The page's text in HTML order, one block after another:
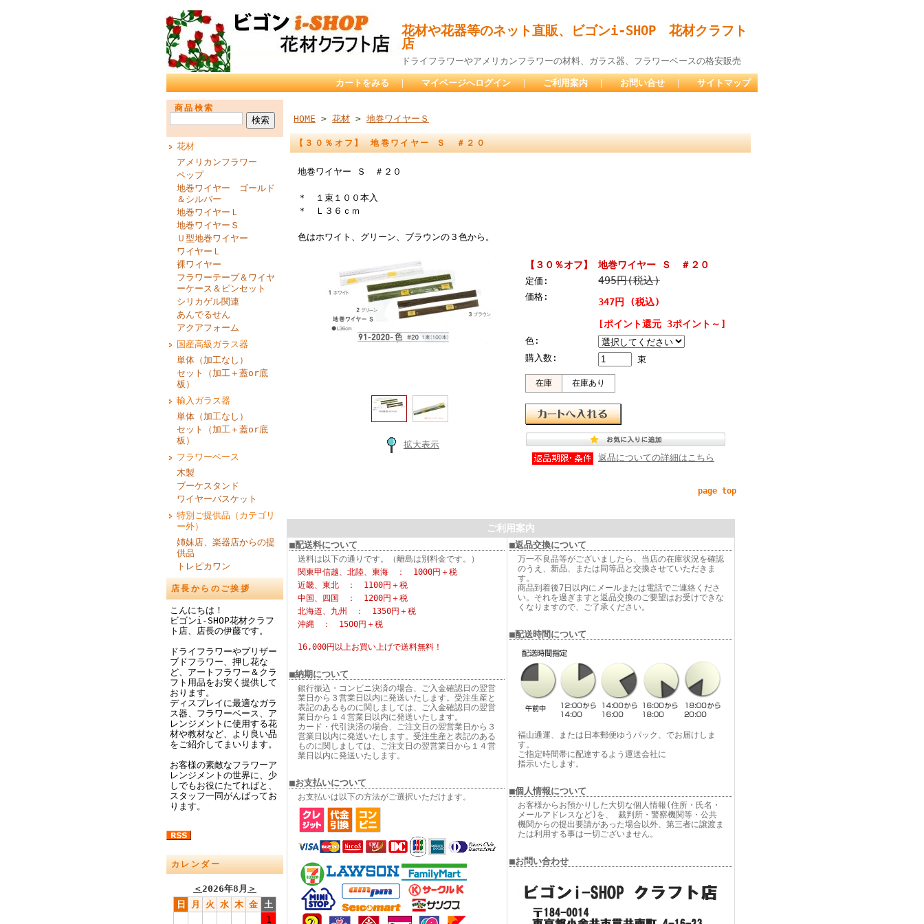
花材や花器等のネット直販、ビゴンi-SHOP 花材クラフト
店
ドライフラワーやアメリカンフラワーの材料、ガラス器、フラワーベースの格安販売
カートをみる ｜ マイページへログイン ｜ ご利用案内 ｜ お問い合せ ｜ サイトマップ
商品検索
花材
アメリカンフラワー
ペップ
地巻ワイヤー ゴールド
＆シルバー
地巻ワイヤーＬ
地巻ワイヤーＳ
Ｕ型地巻ワイヤー
ワイヤーＬ
裸ワイヤー
フラワーテープ＆ワイヤ
ーケース＆ピンセット
シリカゲル関連
あんでるせん
アクアフォーム
国産高級ガラス器
単体（加工なし）
セット（加工＋蓋or底
板）
輸入ガラス器
単体（加工なし）
セット（加工＋蓋or底
板）
フラワーベース
木製
ブーケスタンド
ワイヤーバスケット
特別ご提供品（カテゴリ
ー外）
姉妹店、楽器店からの提
供品
トレピカワン
店長からのご挨拶
こんにちは！
ビゴンi-SHOP花材クラフ
ト店、店長の伊藤です。
ドライフラワーやプリザー
ブドフラワー、押し花な
ど、アートフラワー＆クラ
フト用品をお安く提供して
おります。
ディスプレイに最適なガラ
ス器、フラワーベース、ア
レンジメントに使用する花
材や教材など、より良い品
をご紹介してまいります。
お客様の素敵なフラワーア
レンジメントの世界に、少
しでもお役にたてればと、
スタッフ一同がんばってお
ります。
カレンダー
＜2026年8月 ＞
日
月 火 水 木 金 土
1
HOME > 花材 > 地巻ワイヤーＳ
【３０％オフ】 地巻ワイヤー Ｓ ＃２０
地巻ワイヤー Ｓ ＃２０
＊ １束１００本入
＊ Ｌ３６ｃｍ
色はホワイト、グリーン、ブラウンの３色から。
拡大表示
【３０％オフ】 地巻ワイヤー Ｓ ＃２０
定価: 495円(税込)
価格:
347円 (税込)
[ポイント還元 3ポイント～]
色:
購入数:
束
在庫 在庫あり
返品についての詳細はこちら
page top
ご利用案内
■配送料について
送料は以下の通りです。（離島は別料金です。）
関東甲信越、北陸、東海 ： 1000円＋税
近畿、東北 ： 1100円＋税
中国、四国 ： 1200円＋税
北海道、九州 ： 1350円＋税
沖縄 ： 1500円＋税
16,000円以上お買い上げで送料無料！
■納期について
銀行振込・コンビニ決済の場合、ご入金確認日の翌営
業日から３営業日以内に発送いたします。受注生産と
表記のあるものに関しましては、ご入金確認日の翌営
業日から１４営業日以内に発送いたします。
カード・代引決済の場合、ご注文日の翌営業日から３
営業日以内に発送いたします。受注生産と表記のある
ものに関しましては、ご注文日の翌営業日から１４営
業日以内に発送いたします。
■お支払いについて
お支払いは以下の方法がご選択いただけます。
■返品交換について
万一不良品等がございましたら、当店の在庫状況を確認
のうえ、新品、または同等品と交換させていただきま
す。
商品到着後7日以内にメールまたは電話でご連絡くださ
い。それを過ぎますと返品交換のご要望はお受けできな
くなりますので、ご了承ください。
■配送時間について
福山通運、または日本郵便ゆうパック、でお届けしま
す。
ご指定時間帯に配達するよう運送会社に
指示いたします。
■個人情報について
お客様からお預かりした大切な個人情報(住所・氏名・
メールアドレスなど)を、 裁判所・警察機関等・公共
機関からの提出要請があった場合以外、第三者に譲渡ま
たは利用する事は一切ございません。
■お問い合わせ